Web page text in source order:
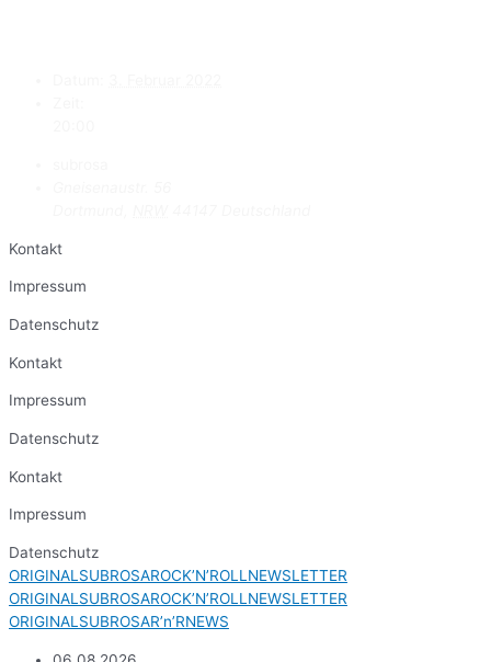
Kontakt
Impressum
Datenschutz
Kontakt
Impressum
Datenschutz
Kontakt
Impressum
Datenschutz
ORIGINALSUBROSAROCK’N’ROLLNEWSLETTER
ORIGINALSUBROSAROCK’N’ROLLNEWSLETTER
ORIGINALSUBROSAR’n’RNEWS